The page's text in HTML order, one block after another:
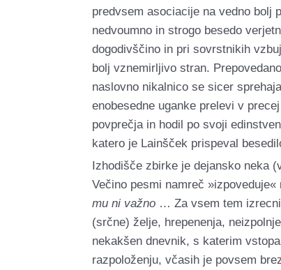
predvsem asociacije na vedno bolj
nedvoumno in strogo besedo
dogodivščino in pri sovrstnikih
bolj vznemirljivo stran.
naslovno nikalnico se sicer
enobesedne uganke prelevi v
povprečja in hodil po svoji
katero je Lainšček prispeval
Izhodišče zbirke je dejansko neka
Večino pesmi namreč
mu ni važno… Za vsem tem
(srčne) želje, hrepenenja,
nekakšen dnevnik, s katerim
razpoloženju, včasih je povsem